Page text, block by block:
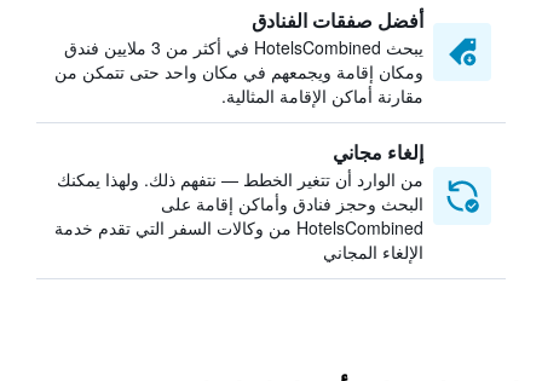
أفضل صفقات الفنادق
يبحث HotelsCombined في أكثر من 3 ملايين فندق
ومكان إقامة ويجمعهم في مكان واحد حتى تتمكن من
مقارنة أماكن الإقامة المثالية.
إلغاء مجاني
من الوارد أن تتغير الخطط — نتفهم ذلك. ولهذا يمكنك
البحث وحجز فنادق وأماكن إقامة على
HotelsCombined من وكالات السفر التي تقدم خدمة
الإلغاء المجاني